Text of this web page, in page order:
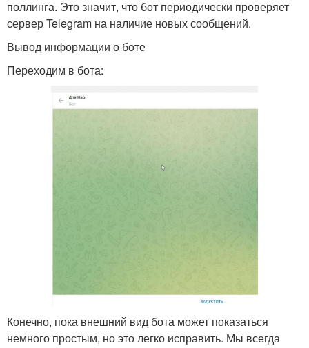
поллинга. Это значит, что бот периодически проверяет
сервер Telegram на наличие новых сообщений.
Вывод информации о боте
Переходим в бота:
Конечно, пока внешний вид бота может показаться
немного простым, но это легко исправить. Мы всегда